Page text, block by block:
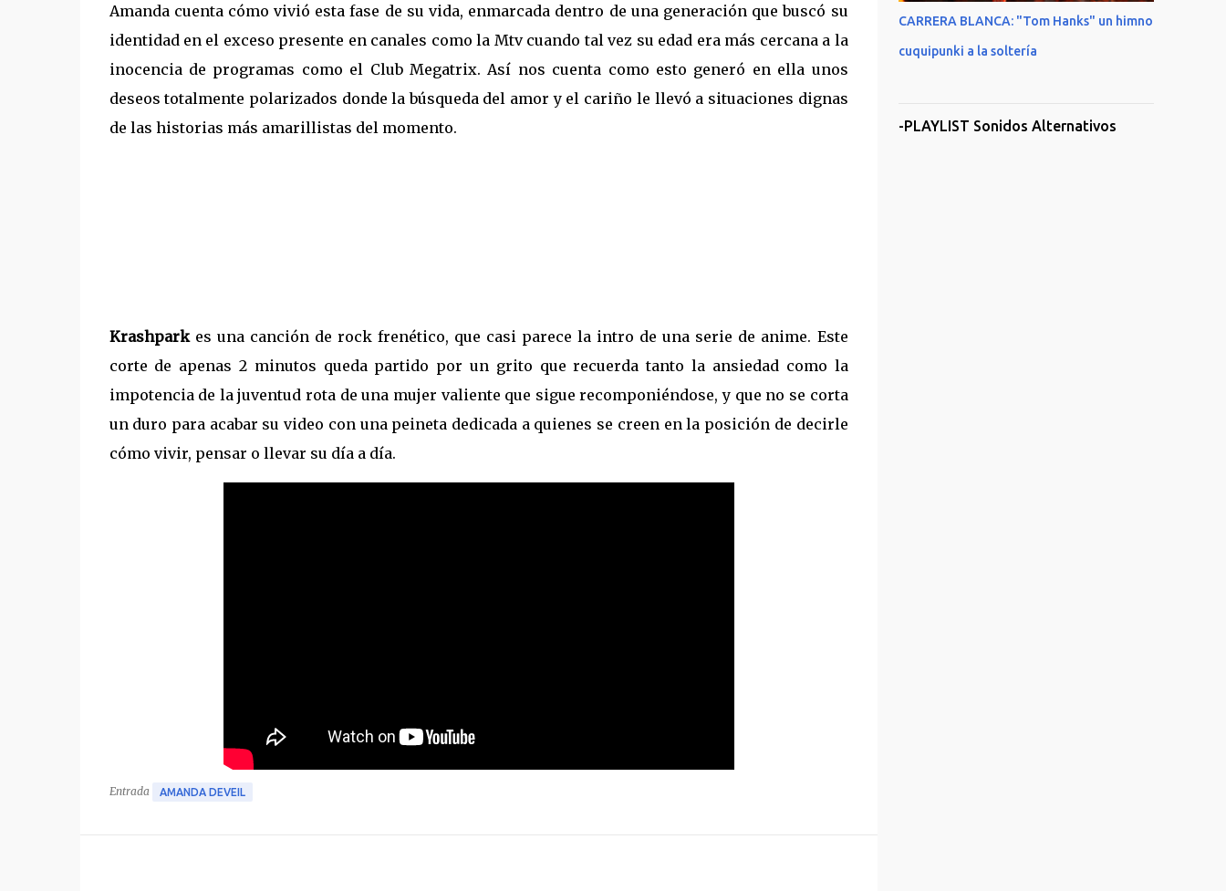
Amanda cuenta cómo vivió esta fase de su vida, enmarcada dentro de una generación que buscó su
identidad en el exceso presente en canales como la Mtv cuando tal vez su edad era más cercana a la
inocencia de programas como el Club Megatrix. Así nos cuenta como esto generó en ella unos
deseos totalmente polarizados donde la búsqueda del amor y el cariño le llevó a situaciones dignas
de las historias más amarillistas del momento.
Krashparkes una canción de rock frenético, que casi parece la intro de una serie de anime. Este
corte de apenas 2 minutos queda partido por un grito que recuerda tanto la ansiedad como la
impotencia de la juventud rota de una mujer valiente que sigue recomponiéndose, y que no se corta
un duro para acabar su video con una peineta dedicada a quienes se creen en la posición de decirle
cómo vivir, pensar o llevar su día a día.
Entrada AMANDA DEVEIL
CARRERA BLANCA: "Tom Hanks" un himno
cuquipunki a la soltería
-PLAYLIST Sonidos Alternativos